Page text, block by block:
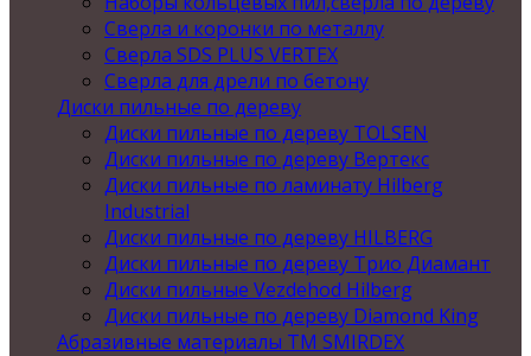
Сверла и коронки по металлу
Сверла SDS PLUS VERTEX
Сверла для дрели по бетону
Диски пильные по дереву
Диски пильные по дереву TOLSEN
Диски пильные по дереву Вертекс
Диски пильные по ламинату Hilberg
Industrial
Диски пильные по дереву HILBERG
Диски пильные по дереву Трио Диамант
Диски пильные Vezdehod Hilberg
Диски пильные по дереву Diamond King
Абразивные материалы ТМ SMIRDEX